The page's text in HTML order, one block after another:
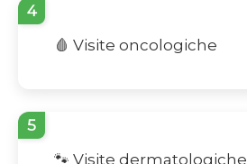
4
🩸 Visite oncologiche
5
🐾 Visite dermatologiche